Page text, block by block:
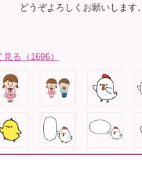
⠀ どうぞよろしくお願いします。
る（1696）